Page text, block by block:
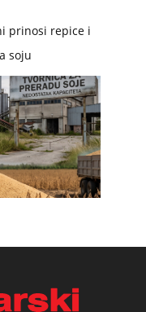
prinosi repice i
soju